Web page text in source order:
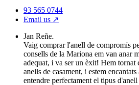
93 565 0744
Email us ↗︎
Jan Reñe.
Vaig comprar l'anell de compromís
consells de la Mariona em van anar
adequat, i va ser un èxit! Hem tornat
anells de casament, i estem
entendre perfectament el tipus